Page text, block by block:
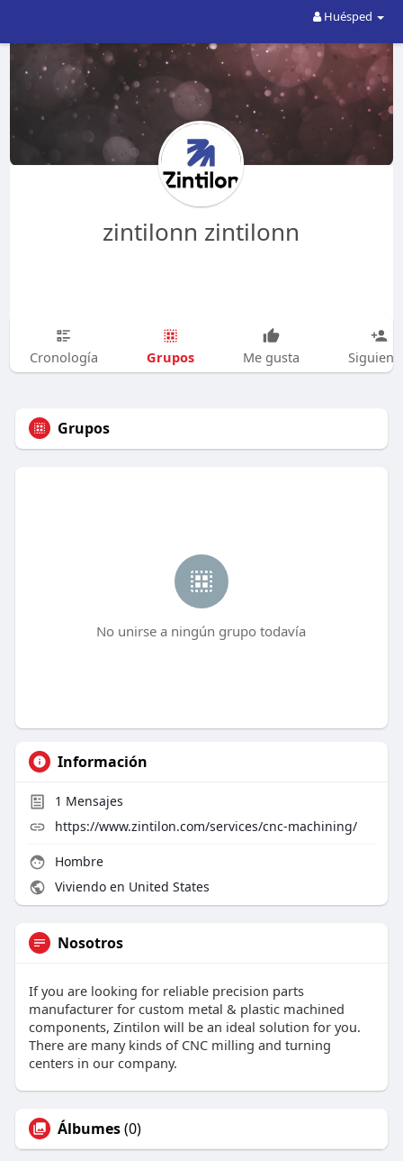
Huésped
zintilonn zintilonn
Cronología Grupos Me gusta
Grupos
No unirse a ningún grupo todavía
Información
1 Mensajes
https://www.zintilon.com/services/cnc-machining/
Hombre
Viviendo en United States
Nosotros
If you are looking for reliable precision parts
manufacturer for custom metal & plastic machined
components, Zintilon will be an ideal solution for you.
There are many kinds of CNC milling and turning
centers in our company.
Álbumes(0)